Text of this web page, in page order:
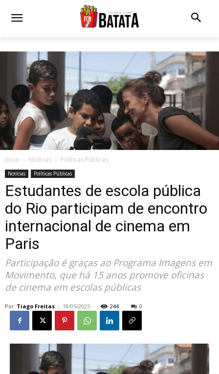
Início Notícias Políticas Públicas
Notícias Políticas Públicas
Estudantes de escola pública
do Rio participam de encontro
internacional de cinema em
Paris
Participação é graças ao Programa Imagens em
Movimento, que há 15 anos promove oficinas
de cinema em escolas públicas
Por Tiago Freitas - 18/05/2025 244 0